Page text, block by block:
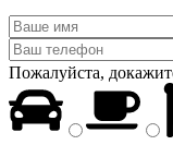
Пожалуйста,